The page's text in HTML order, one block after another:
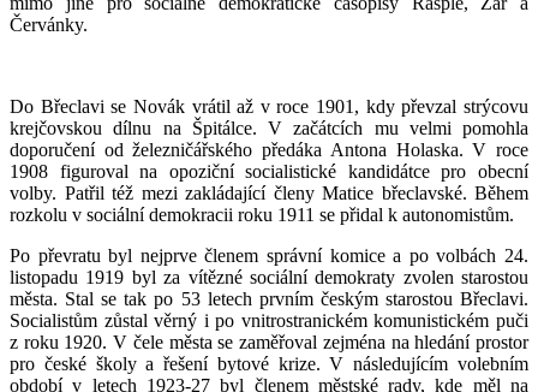
Červánky.
Do Břeclavi se Novák vrátil až v roce 1901, kdy převzal strýcovu
krejčovskou dílnu na Špitálce. V začátcích mu velmi pomohla
doporučení od železničářského předáka Antona Holaska. V roce
1908 figuroval na opoziční socialistické kandidátce pro obecní
volby. Patřil též mezi zakládající členy Matice břeclavské. Během
rozkolu v sociální demokracii roku 1911 se přidal k autonomistům.
Po převratu byl nejprve členem správní komice a po volbách 24.
listopadu 1919 byl za vítězné sociální demokraty zvolen starostou
města. Stal se tak po 53 letech prvním českým starostou Břeclavi.
Socialistům zůstal věrný i po vnitrostranickém komunistickém puči
z roku 1920. V čele města se zaměřoval zejména na hledání prostor
pro české školy a řešení bytové krize. V následujícím volebním
období v letech 1923-27 byl členem městské rady, kde měl na